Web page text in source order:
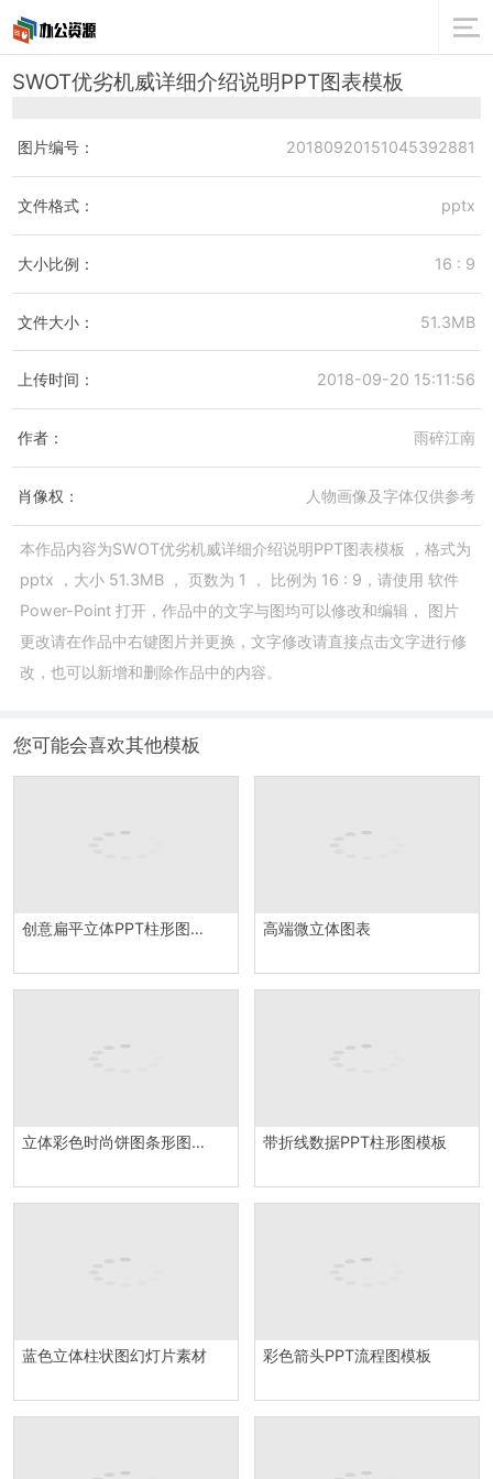
SWOT优劣机威详细介绍说明PPT图表模板
图片编号： 20180920151045392881
文件格式： pptx
大小比例： 16 : 9
文件大小： 51.3MB
上传时间： 2018-09-20 15:11:56
作者： 雨碎江南
肖像权： 人物画像及字体仅供参考
本作品内容为SWOT优劣机威详细介绍说明PPT图表模板
，格式为
pptx
，大小 51.3MB， 页数为 1 ， 比例为 16 : 9 ，请使用 软件
Power-Point 打开，作品中的文字与图均可以修改和编辑， 图片
更改请在作品中右键图片并更换，文字修改请直接点击文字进行修
改，也可以新增和删除作品中的内容。
您可能会喜欢其他模板
创意扁平立体PPT柱形图模板 高端微立体图表
立体彩色时尚饼图条形图组合PPT图表模板 带折线数据PPT柱形图模板
蓝色立体柱状图幻灯片素材 彩色箭头PPT流程图模板